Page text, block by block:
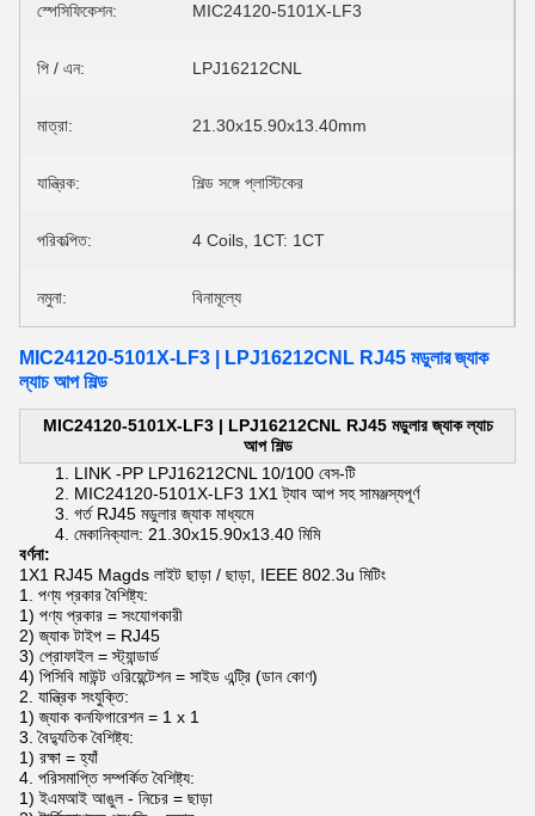
স্পেসিফিকেশন: MIC24120-5101X-LF3
পি / এন: LPJ16212CNL
মাত্রা: 21.30x15.90x13.40mm
যান্ত্রিক: শিল্ড সঙ্গে প্লাস্টিকের
পরিকল্পিত: 4 Coils, 1CT: 1CT
নমুনা: বিনামূল্যে
MIC24120-5101X-LF3 | LPJ16212CNL RJ45 মডুলার জ্যাক
ল্যাচ আপ শিল্ড
MIC24120-5101X-LF3 | LPJ16212CNL RJ45 মডুলার জ্যাক ল্যাচ
আপ শিল্ড
LINK -PP LPJ16212CNL 10/100 বেস-টি
MIC24120-5101X-LF3 1X1 ট্যাব আপ সহসামঞ্জস্যপূর্ণ
গর্ত RJ45 মডুলার জ্যাক মাধ্যমে
মেকানিক্যাল: 21.30x15.90x13.40 মিমি
বর্ণনা:
1X1 RJ45 Magds লাইট ছাড়া / ছাড়া, IEEE 802.3u মিটিং
1. পণ্য প্রকার বৈশিষ্ট্য:
1) পণ্য প্রকার = সংযোগকারী
2) জ্যাক টাইপ = RJ45
3) প্রোফাইল = স্ট্যান্ডার্ড
4) পিসিবি মাউন্ট ওরিয়েন্টেশন = সাইড এন্ট্রি (ডান কোণ)
2. যান্ত্রিক সংযুক্তি:
1) জ্যাক কনফিগারেশন = 1 x 1
3. বৈদ্যুতিক বৈশিষ্ট্য:
1) রক্ষা = হ্যাঁ
4. পরিসমাপ্তি সম্পর্কিত বৈশিষ্ট্য:
1) ইএমআই আঙুল - নিচের = ছাড়া